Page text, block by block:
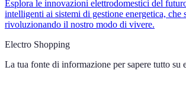
Esplora le innovazioni elettrodomestici del
intelligenti ai sistemi di gestione energetica, che
rivoluzionando il nostro modo di vivere.
Electro Shopping
La tua fonte di informazione per sapere tutto su